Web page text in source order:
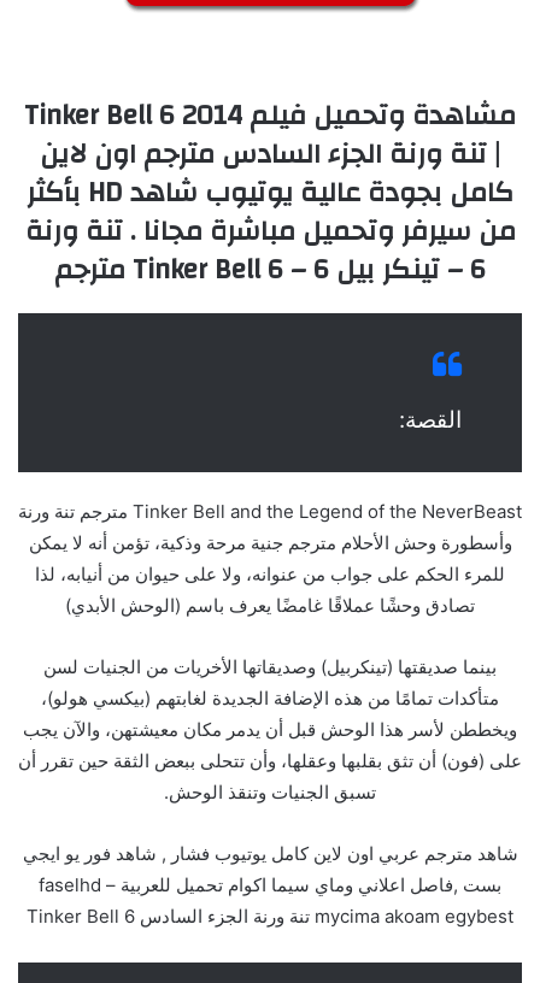
مشاهدة وتحميل فيلم Tinker Bell 6 2014
| تنة ورنة الجزء السادس مترجم اون لاين
كامل بجودة عالية يوتيوب شاهد HD بأكثر
من سيرفر وتحميل مباشرة مجانا . تنة ورنة
6 – تينكر بيل 6 – Tinker Bell 6 مترجم
القصة:
Tinker Bell and the Legend of the NeverBeast مترجم تنة ورنة
وأسطورة وحش الأحلام مترجم جنية مرحة وذكية، تؤمن أنه لا يمكن
للمرء الحكم على جواب من عنوانه، ولا على حيوان من أنيابه، لذا
تصادق وحشًا عملاقًا غامضًا يعرف باسم (الوحش الأبدي)
بينما صديقتها (تينكربيل) وصديقاتها الأخريات من الجنيات لسن
متأكدات تمامًا من هذه الإضافة الجديدة لغابتهم (بيكسي هولو)،
ويخططن لأسر هذا الوحش قبل أن يدمر مكان معيشتهن، والآن يجب
على (فون) أن تثق بقلبها وعقلها، وأن تتحلى ببعض الثقة حين تقرر أن
تسبق الجنيات وتنقذ الوحش.
شاهد مترجم عربي اون لاين كامل يوتيوب فشار , شاهد فور يو ايجي
بست ,فاصل اعلاني وماي سيما اكوام تحميل للعربية – faselhd
mycima akoam egybest تنة ورنة الجزء السادس Tinker Bell 6